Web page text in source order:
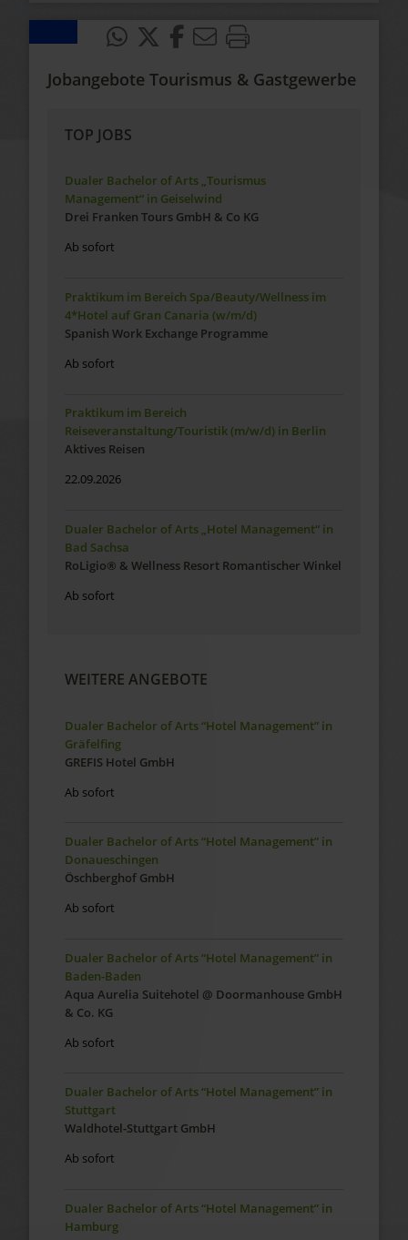
Jobangebote Tourismus & Gastgewerbe
TOP JOBS
Dualer Bachelor of Arts „Tourismus
Management“ in Geiselwind
Drei Franken Tours GmbH & Co KG
Ab sofort
Praktikum im Bereich Spa/Beauty/Wellness im
4*Hotel auf Gran Canaria (w/m/d)
Spanish Work Exchange Programme
Ab sofort
Praktikum im Bereich
Reiseveranstaltung/Touristik (m/w/d) in Berlin
Aktives Reisen
22.09.2026
Dualer Bachelor of Arts „Hotel Management“ in
Bad Sachsa
RoLigio® & Wellness Resort Romantischer Winkel
Ab sofort
WEITERE ANGEBOTE
Dualer Bachelor of Arts “Hotel Management” in
Gräfelfing
GREFIS Hotel GmbH
Ab sofort
Dualer Bachelor of Arts “Hotel Management” in
Donaueschingen
Öschberghof GmbH
Ab sofort
Dualer Bachelor of Arts “Hotel Management” in
Baden-Baden
Aqua Aurelia Suitehotel @ Doormanhouse GmbH
& Co. KG
Ab sofort
Dualer Bachelor of Arts “Hotel Management” in
Stuttgart
Waldhotel-Stuttgart GmbH
Ab sofort
Dualer Bachelor of Arts “Hotel Management” in
Hamburg